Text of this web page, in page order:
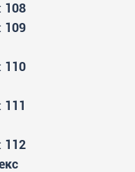
108
109
110
111
112